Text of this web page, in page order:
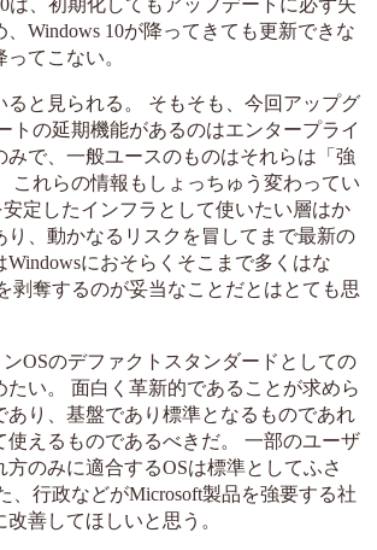
は、初期化してもアップデートに必ず失
Windows 10が降ってきても更新できな
てこない。
ると見られる。 そもそも、今回アップグ
トの延期機能があるのはエンタープライ
みで、一般ユースのものはそれらは「強
これらの情報もしょっちゅう変わってい
安定したインフラとして使いたい層はか
り、動かなるリスクを冒してまで最新の
におそらくそこまで多くはな
剥奪するのが妥当なことだとはとても思
ンOSのデファクトスタンダードとしての
たい。 面白く革新的であることが求めら
あり、基盤であり標準となるものであれ
使えるものであるべきだ。 一部のユーザ
方のみに適合するOSは標準としてふさ
、行政などがMicrosoft製品を強要する社
善してほしいと思う。